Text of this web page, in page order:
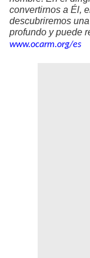
convertirnos a Él,
descubriremos
profundo y puede
www.ocarm.org/es